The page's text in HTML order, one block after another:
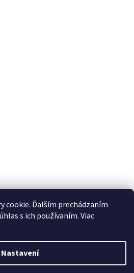
cookie. Ďalším prechádzaním
s ich používaním. Viac
Nastavení
Vytvořil Shoptet